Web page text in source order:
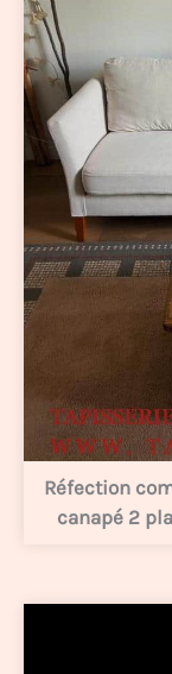
Réfection
canapé 2